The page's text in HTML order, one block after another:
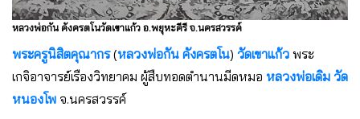
หลวงพ่อกัน คังครตโนวัดเขาแก้ว อ.พยุหะคีรี จ.นครสวรรค์
พระครูนิสิตคุณากร(หลวงพ่อกัน คังครตโน) วัดเขาแก้ว พระ
เกจิอาจารย์เรืองวิทยาคม ผู้สืบทอดตำนานมีดหมอ หลวงพ่อเดิม วัด
หนองโพ จ.นครสวรรค์